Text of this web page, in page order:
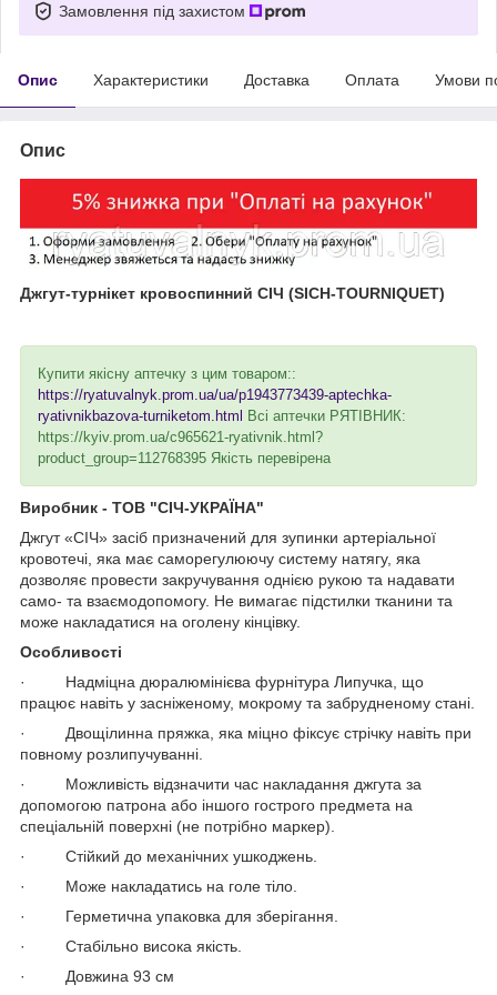
Замовлення під захистом
Опис Характеристики Доставка Оплата Умови
Опис
Джгут-турнікет кровоспинний СІЧ (SICH-TOURNIQUET)
Купити якісну аптечку з цим товаром::
https://ryatuvalnyk.prom.ua/ua/p1943773439-aptechka-
ryativnikbazova-turniketom.html
Всі аптечки РЯТІВНИК:
https://kyiv.prom.ua/c965621-ryativnik.html?
product_group=112768395 Якість перевірена
Виробник - ТОВ "СІЧ-УКРАЇНА"
Джгут «СІЧ» засіб призначений для зупинки артеріальної
кровотечі, яка має саморегулюючу систему натягу, яка
дозволяє провести закручування однією рукою та надавати
само- та взаємодопомогу. Не вимагає підстилки тканини та
може накладатися на оголену кінцівку.
Особливості
· Надміцна дюралюмінієва фурнітура Липучка, що
працює навіть у засніженому, мокрому та забрудненому стані.
· Двощілинна пряжка, яка міцно фіксує стрічку навіть при
повному розлипучуванні.
· Можливість відзначити час накладання джгута за
допомогою патрона або іншого гострого предмета на
спеціальній поверхні (не потрібно маркер).
· Стійкий до механічних ушкоджень.
· Може накладатись на голе тіло.
· Герметична упаковка для зберігання.
· Стабільно висока якість.
· Довжина 93 см